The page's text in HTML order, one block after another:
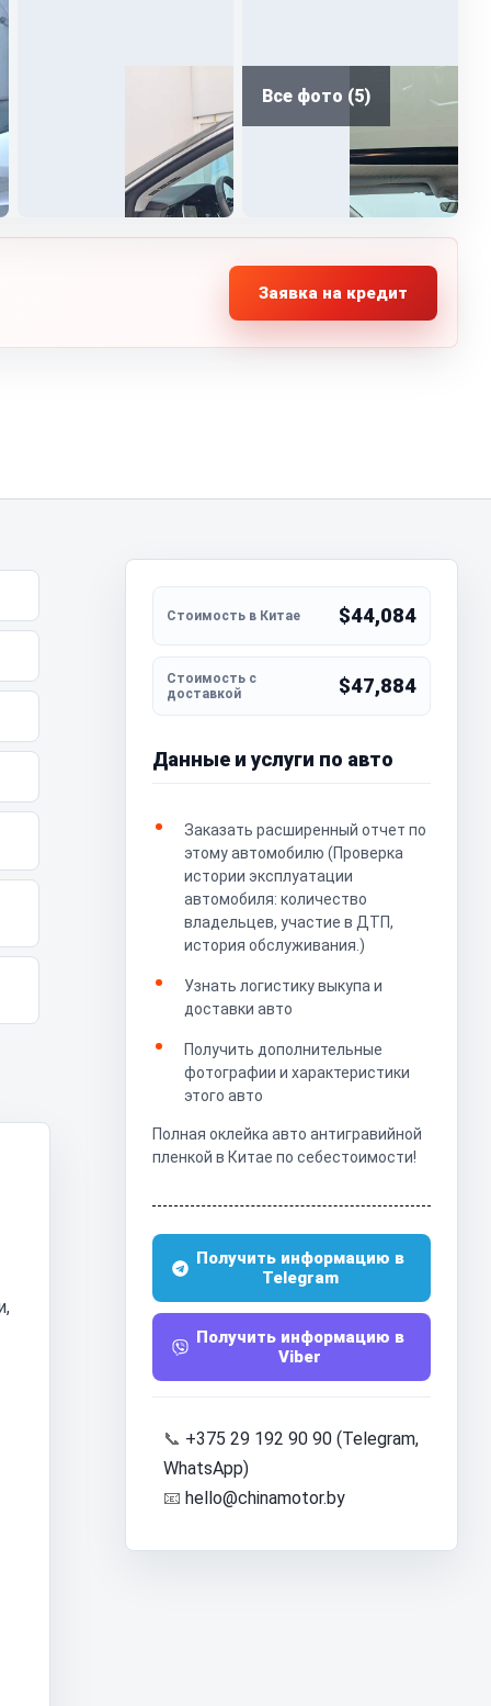
Все фото (5)
Заявка на кредит
$44,084
$47,884
Данные и услуги по авто
Заказать расширенный отчет по
этому автомобилю (Проверка
истории эксплуатации
автомобиля: количество
владельцев, участие в ДТП,
история обслуживания.)
Узнать логистику выкупа и
доставки авто
Получить дополнительные
фотографии и характеристики
этого авто
Полная оклейка авто антигравийной
пленкой в Китае по себестоимости!
Получить информацию в
Telegram
Получить информацию в
Viber
📞 +375 29 192 90 90 (Telegram,
WhatsApp)
📧 hello@chinamotor.by